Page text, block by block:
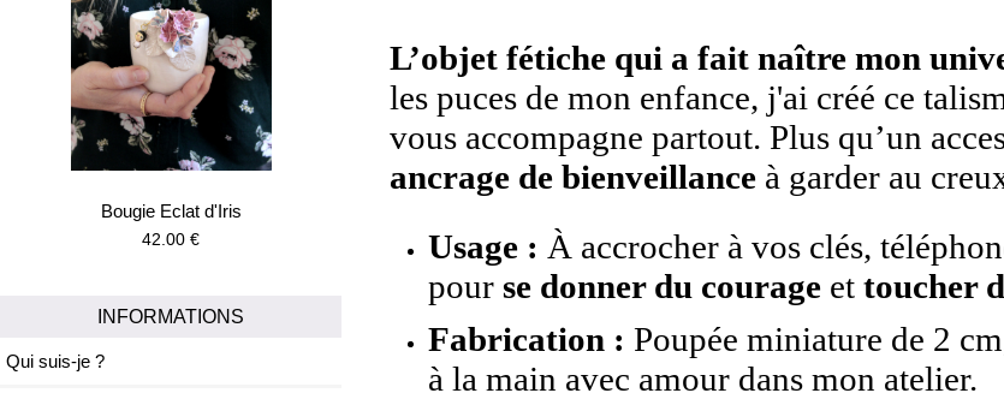
Bougie Eclat d'Iris
42.00 €
INFORMATIONS
Qui suis-je ?
L’objet fétiche qui a fait naître mon
les puces de mon enfance, j'ai créé ce
vous accompagne partout. Plus qu’un
ancrage de bienveillance à garder au
Usage : À accrocher à vos clés,
pourse donner du courage ettoucher
Fabrication : Poupée miniature de 2
à la main avec amour dans mon atelier.